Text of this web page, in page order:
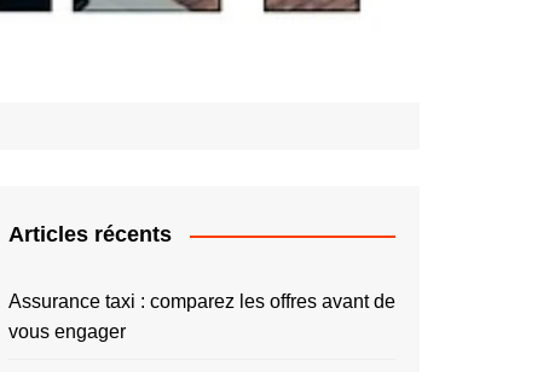
Articles récents
Assurance taxi : comparez les offres avant de
vous engager